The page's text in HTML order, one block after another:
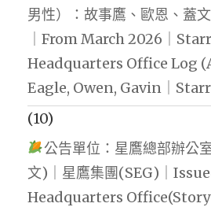
男性）：故事鷹、歐恩、蓋
｜From March 2026｜
Headquarters Office Log
Eagle, Owen, Gavin｜
(10)
公告單位：星鷹總部辦公
文)｜星鷹集團(SEG)｜
Headquarters Office(Story